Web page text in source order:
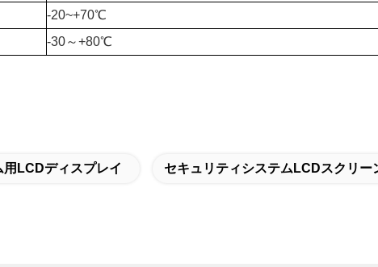
-20~+70℃
-30～+80℃
LCDディスプレイ セキュリティシステムLCDスクリー